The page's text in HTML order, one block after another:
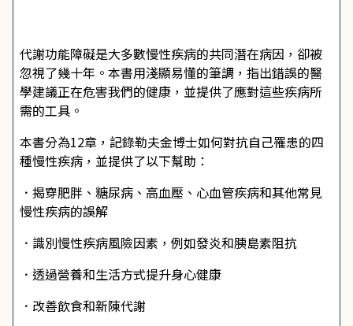
代謝功能障礙是大多數慢性疾病的共同潛在病因，卻被
忽視了幾十年。本書用淺顯易懂的筆調，指出錯誤的醫
學建議正在危害我們的健康，並提供了應對這些疾病所
需的工具。
本書分為12章，記錄勒夫金博士如何對抗自己罹患的四
種慢性疾病，並提供了以下幫助：
．揭穿肥胖、糖尿病、高血壓、心血管疾病和其他常見
慢性疾病的誤解
．識別慢性疾病風險因素，例如發炎和胰島素阻抗
．透過營養和生活方式提升身心健康
．改善飲食和新陳代謝